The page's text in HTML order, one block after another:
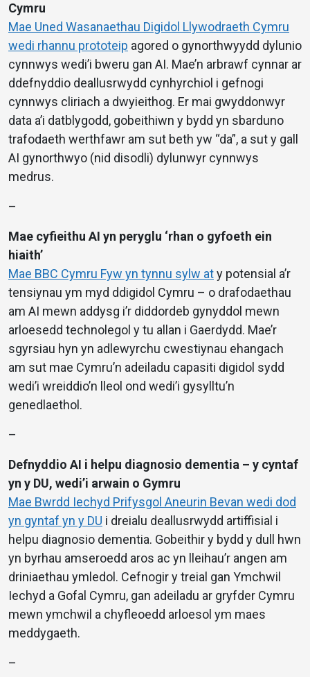
Cymru
Mae Uned Wasanaethau Digidol Llywodraeth Cymru
wedi rhannu prototeip agored o gynorthwyydd dylunio
cynnwys wedi’i bweru gan AI. Mae’n arbrawf cynnar ar
ddefnyddio deallusrwydd cynhyrchiol i gefnogi
cynnwys cliriach a dwyieithog. Er mai gwyddonwyr
data a’i datblygodd, gobeithiwn y bydd yn sbarduno
trafodaeth werthfawr am sut beth yw “da”, a sut y gall
AI gynorthwyo (nid disodli) dylunwyr cynnwys
medrus.
–
Mae cyfieithu AI yn peryglu ‘rhan o gyfoeth ein
hiaith’
Mae BBC Cymru Fyw yn tynnu sylw aty potensial a’r
tensiynau ym myd ddigidol Cymru – o drafodaethau
am AI mewn addysg i’r diddordeb gynyddol mewn
arloesedd technolegol y tu allan i Gaerdydd. Mae’r
sgyrsiau hyn yn adlewyrchu cwestiynau ehangach
am sut mae Cymru’n adeiladu capasiti digidol sydd
wedi’i wreiddio’n lleol ond wedi’i gysylltu’n
genedlaethol.
–
Defnyddio AI i helpu diagnosio dementia – y cyntaf
yn y DU, wedi’i arwain o Gymru
Mae Bwrdd Iechyd Prifysgol Aneurin Bevan wedi dod
yn gyntaf yn y DU i dreialu deallusrwydd artiffisial i
helpu diagnosio dementia. Gobeithir y bydd y dull hwn
yn byrhau amseroedd aros ac yn lleihau’r angen am
driniaethau ymledol. Cefnogir y treial gan Ymchwil
Iechyd a Gofal Cymru, gan adeiladu ar gryfder Cymru
mewn ymchwil a chyfleoedd arloesol ym maes
meddygaeth.
–